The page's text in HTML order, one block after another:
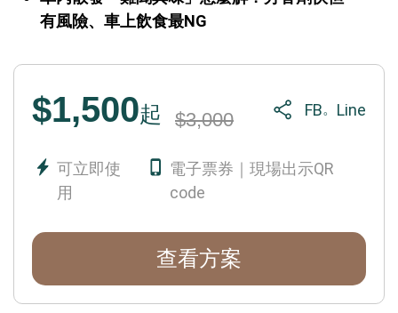
有風險、車上飲食最NG
$1,500起 $3,000 FB。 Line
可立即使
用
電子票券｜現場出示QR
code
查看方案